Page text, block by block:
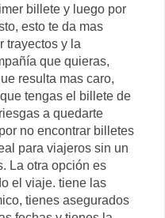
billete y luego por
esto te da mas
trayectos y la
que quieras,
resulta mas caro,
tengas el billete de
a quedarte
no encontrar billetes
para viajeros sin un
La otra opción es
el viaje. tiene las
tienes asegurados